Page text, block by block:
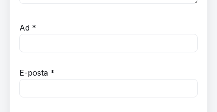
Ad *
E-posta *